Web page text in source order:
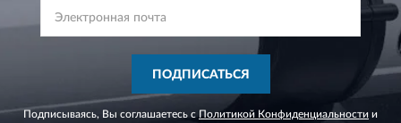
ПОДПИСАТЬСЯ
Подписываясь, Вы соглашаетесь с Политикой Конфиденциальности и